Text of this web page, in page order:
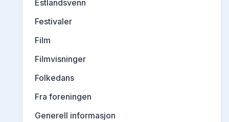
Estlandsvenn
Festivaler
Film
Filmvisninger
Folkedans
Fra foreningen
Generell informasjon